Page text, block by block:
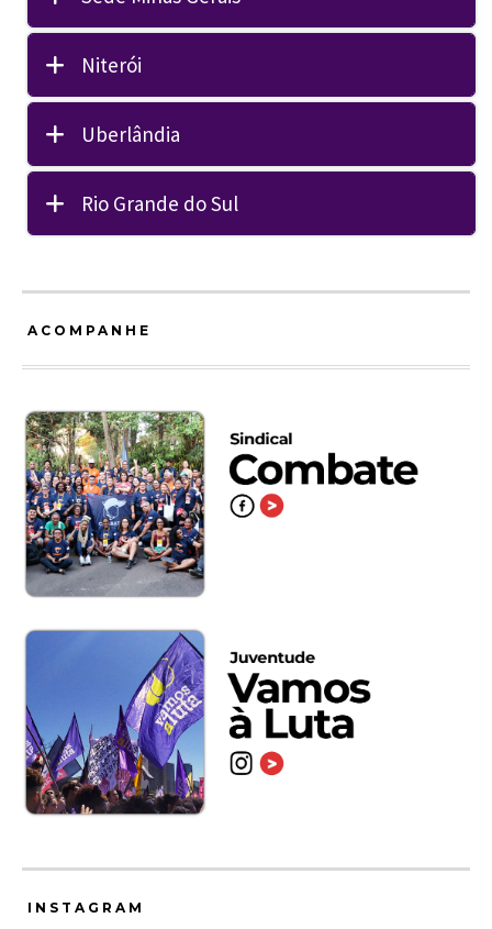
Niterói
Uberlândia
Rio Grande do Sul
ACOMPANHE
INSTAGRAM